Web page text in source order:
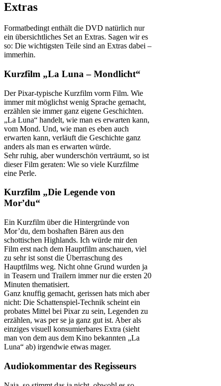
Extras
Formatbedingt enthält die DVD natürlich nur
ein übersichtliches Set an Extras. Sagen wir es
so: Die wichtigsten Teile sind an Extras dabei –
immerhin.
Kurzfilm „La Luna – Mondlicht“
Der Pixar-typische Kurzfilm vorm Film. Wie
immer mit möglichst wenig Sprache gemacht,
erzählen sie immer ganz eigene Geschichten.
„La Luna“ handelt, wie man es erwarten kann,
vom Mond. Und, wie man es eben auch
erwarten kann, verläuft die Geschichte ganz
anders als man es erwarten würde.
Sehr ruhig, aber wunderschön verträumt, so ist
dieser Film geraten: Wie so viele Kurzfilme
eine Perle.
Kurzfilm „Die Legende von
Mor’du“
Ein Kurzfilm über die Hintergründe von
Mor’du, dem boshaften Bären aus den
schottischen Highlands. Ich würde mir den
Film erst nach dem Hauptfilm anschauen, viel
zu sehr ist sonst die Überraschung des
Hauptfilms weg. Nicht ohne Grund wurden ja
in Teasern und Trailern immer nur die ersten 20
Minuten thematisiert.
Ganz knuffig gemacht, gerissen hats mich aber
nicht: Die Schattenspiel-Technik scheint ein
probates Mittel bei Pixar zu sein, Legenden zu
erzählen, was per se ja ganz gut ist. Aber als
einziges visuell konsumierbares Extra (sieht
man von dem aus dem Kino bekannten „La
Luna“ ab) irgendwie etwas mager.
Audiokommentar des Regisseurs